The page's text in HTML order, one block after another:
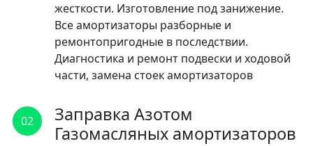
жесткости. Изготовление под занижение.
Все амортизаторы разборные и
ремонтопригодные в последствии.
Диагностика и ремонт подвески и ходовой
части, замена стоек амортизаторов
02
Заправка Азотом
Газомасляных амортизаторов